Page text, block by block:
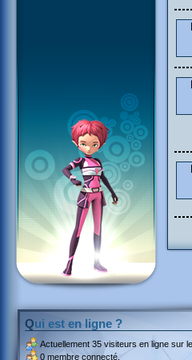
Qui est en ligne ?
Actuellement 35 visiteurs en ligne sur
0 membre connecté.